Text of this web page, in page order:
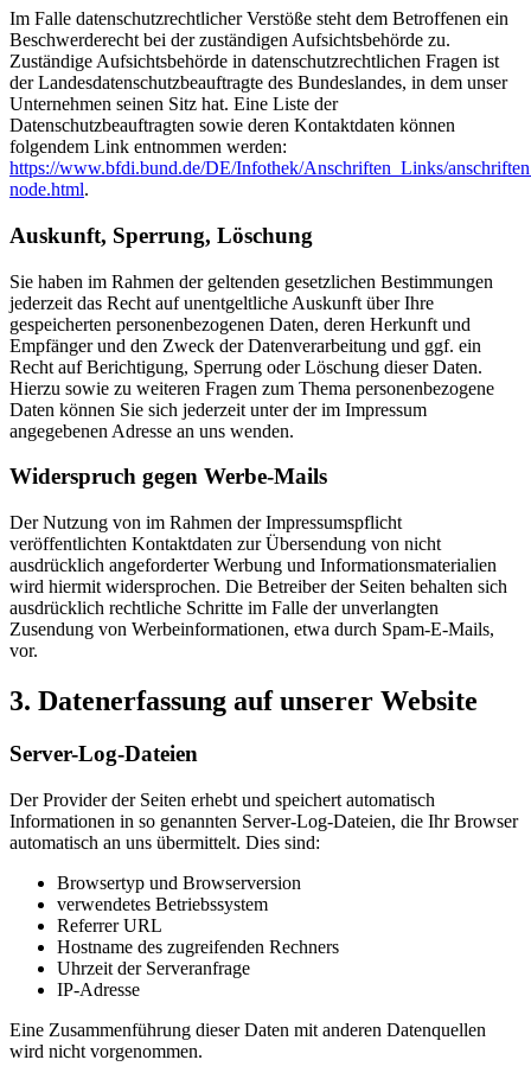
Im Falle datenschutzrechtlicher Verstöße steht dem Betroffenen ein
Beschwerderecht bei der zuständigen Aufsichtsbehörde zu.
Zuständige Aufsichtsbehörde in datenschutzrechtlichen Fragen ist
der Landesdatenschutzbeauftragte des Bundeslandes, in dem unser
Unternehmen seinen Sitz hat. Eine Liste der
Datenschutzbeauftragten sowie deren Kontaktdaten können
folgendem Link entnommen werden:
https://www.bfdi.bund.de/DE/Infothek/Anschriften_Links/
node.html.
Auskunft, Sperrung, Löschung
Sie haben im Rahmen der geltenden gesetzlichen Bestimmungen
jederzeit das Recht auf unentgeltliche Auskunft über Ihre
gespeicherten personenbezogenen Daten, deren Herkunft und
Empfänger und den Zweck der Datenverarbeitung und ggf. ein
Recht auf Berichtigung, Sperrung oder Löschung dieser Daten.
Hierzu sowie zu weiteren Fragen zum Thema personenbezogene
Daten können Sie sich jederzeit unter der im Impressum
angegebenen Adresse an uns wenden.
Widerspruch gegen Werbe-Mails
Der Nutzung von im Rahmen der Impressumspflicht
veröffentlichten Kontaktdaten zur Übersendung von nicht
ausdrücklich angeforderter Werbung und Informationsmaterialien
wird hiermit widersprochen. Die Betreiber der Seiten behalten sich
ausdrücklich rechtliche Schritte im Falle der unverlangten
Zusendung von Werbeinformationen, etwa durch Spam-E-Mails,
vor.
3. Datenerfassung auf unserer Website
Server-Log-Dateien
Der Provider der Seiten erhebt und speichert automatisch
Informationen in so genannten Server-Log-Dateien, die Ihr Browser
automatisch an uns übermittelt. Dies sind:
Browsertyp und Browserversion
verwendetes Betriebssystem
Referrer URL
Hostname des zugreifenden Rechners
Uhrzeit der Serveranfrage
IP-Adresse
Eine Zusammenführung dieser Daten mit anderen Datenquellen
wird nicht vorgenommen.